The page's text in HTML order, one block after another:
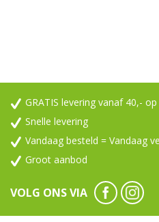
GRATIS levering vanaf 40,-
Snelle levering
Vandaag besteld = Vandaag
Groot aanbod
VOLG ONS VIA